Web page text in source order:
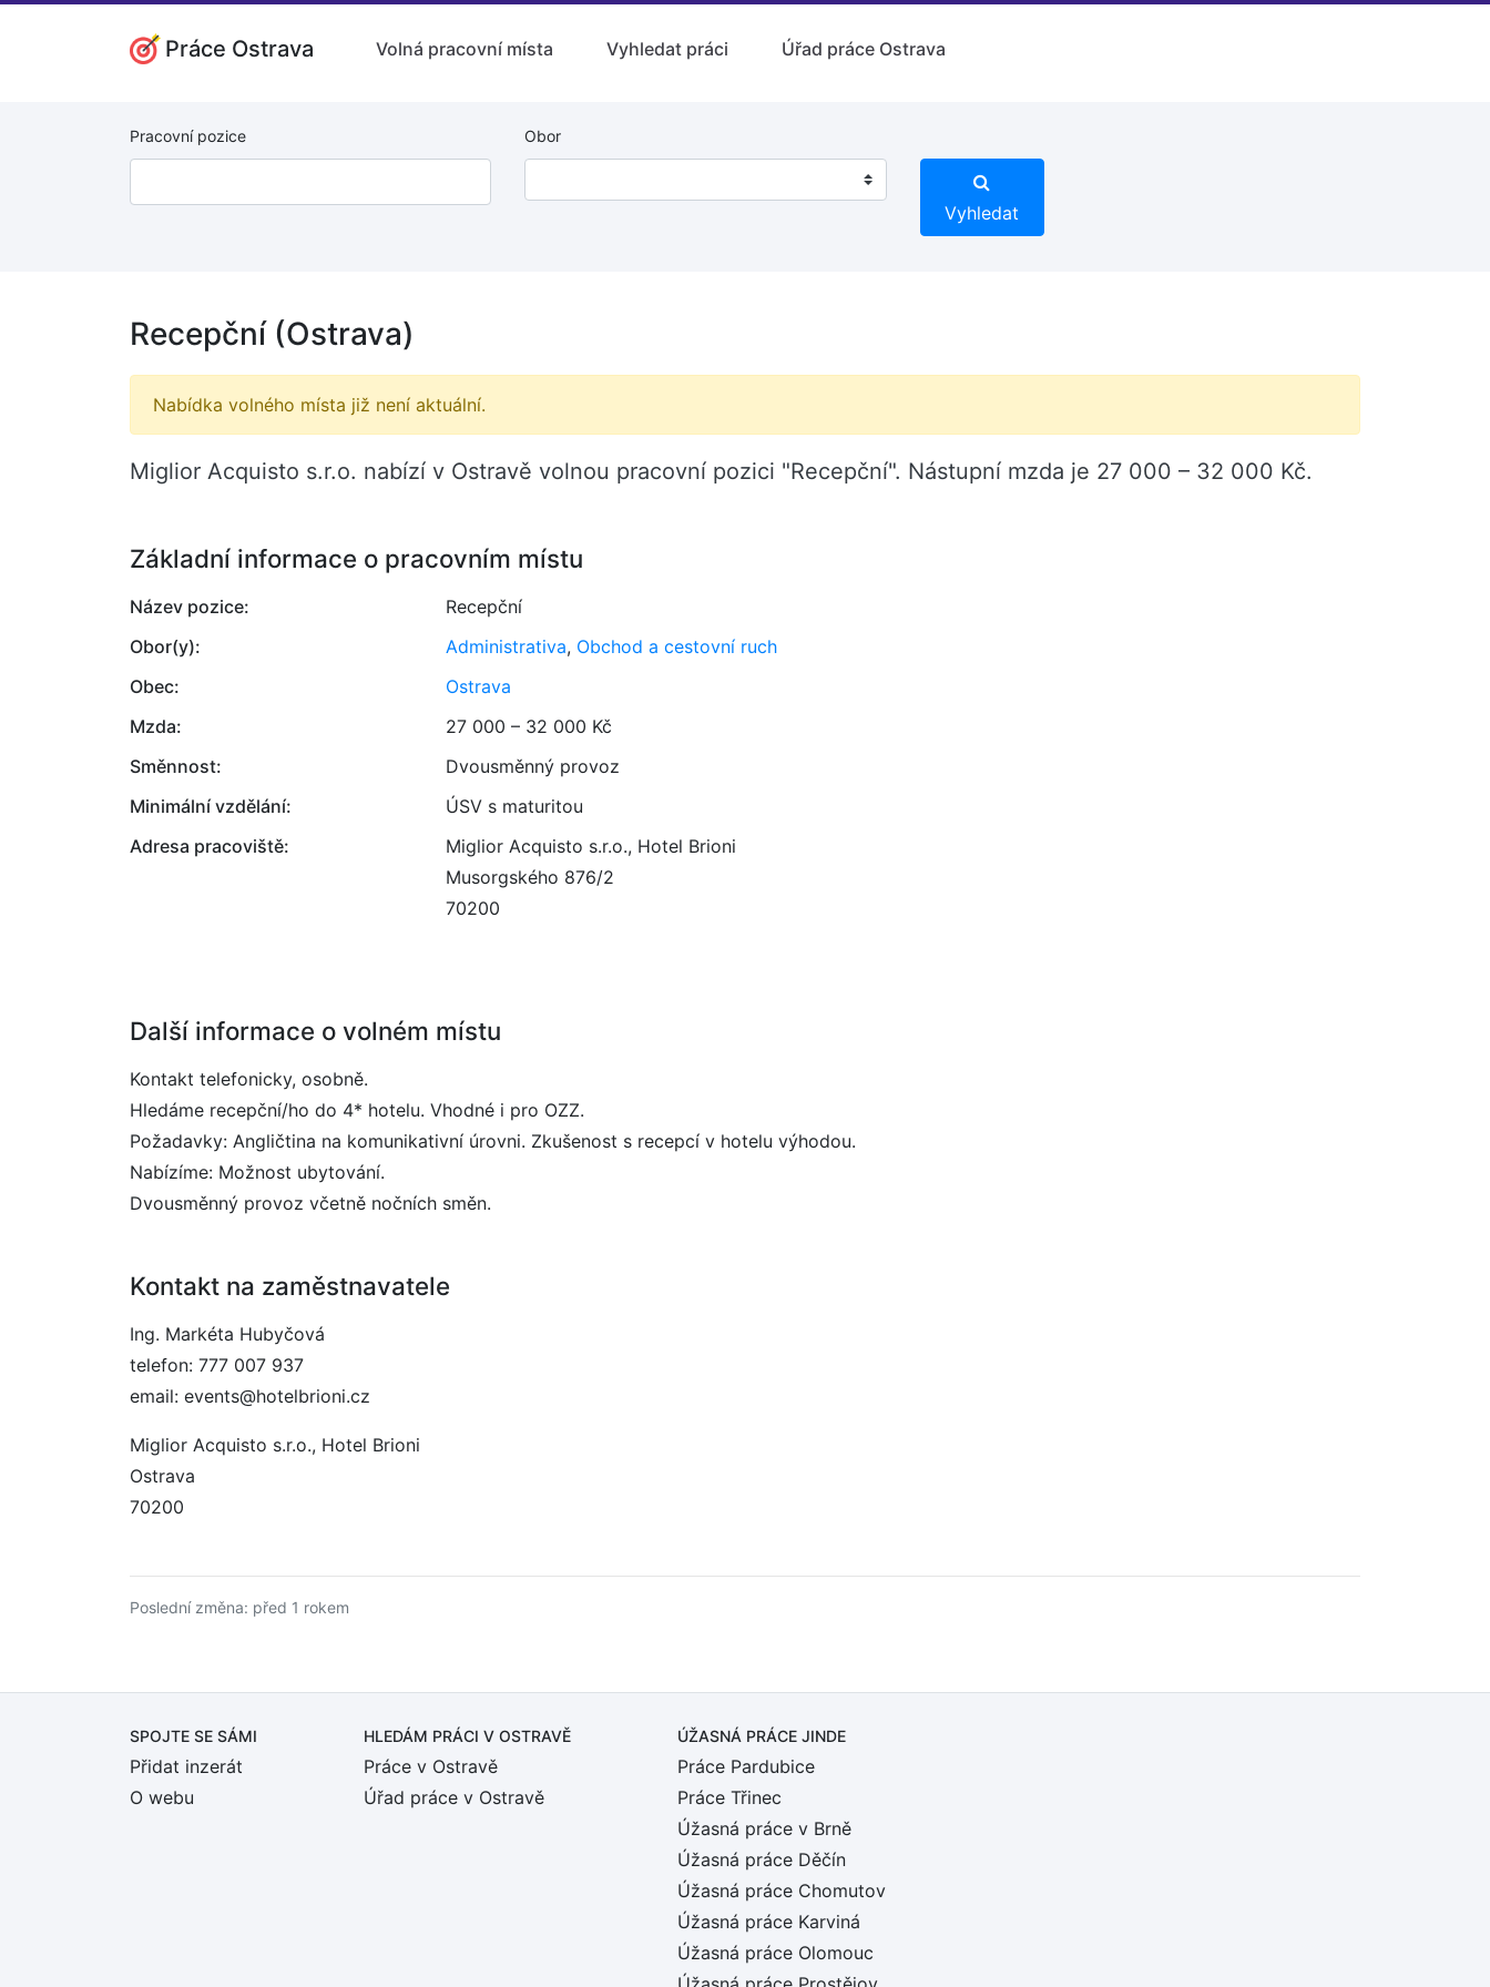
Práce Ostrava Volná pracovní místa Vyhledat práci Úřad práce Ostrava
Pracovní pozice Obor
Vyhledat
Recepční (Ostrava)
Nabídka volného místa již není aktuální.
Miglior Acquisto s.r.o. nabízí v Ostravě volnou pracovní pozici "Recepční". Nástupní mzda je 27 000 – 32 000 Kč.
Základní informace o pracovním místu
Název pozice:
Recepční
Obor(y):
Administrativa, Obchod a cestovní ruch
Obec:
Ostrava
Mzda:
27 000 – 32 000 Kč
Směnnost:
Dvousměnný provoz
Minimální vzdělání:
ÚSV s maturitou
Adresa pracoviště:
Miglior Acquisto s.r.o., Hotel Brioni
Musorgského 876/2
70200
Další informace o volném místu
Kontakt telefonicky, osobně.
Hledáme recepční/ho do 4* hotelu. Vhodné i pro OZZ.
Požadavky: Angličtina na komunikativní úrovni. Zkušenost s recepcí v hotelu výhodou.
Nabízíme: Možnost ubytování.
Dvousměnný provoz včetně nočních směn.
Kontakt na zaměstnavatele
Ing. Markéta Hubyčová
telefon: 777 007 937
email: events@hotelbrioni.cz
Miglior Acquisto s.r.o., Hotel Brioni
Ostrava
70200
Poslední změna: před 1 rokem
SPOJTE SE SÁMI
Přidat inzerát
O webu
HLEDÁM PRÁCI V OSTRAVĚ
Práce v Ostravě
Úřad práce v Ostravě
ÚŽASNÁ PRÁCE JINDE
Práce Pardubice
Práce Třinec
Úžasná práce v Brně
Úžasná práce Děčín
Úžasná práce Chomutov
Úžasná práce Karviná
Úžasná práce Olomouc